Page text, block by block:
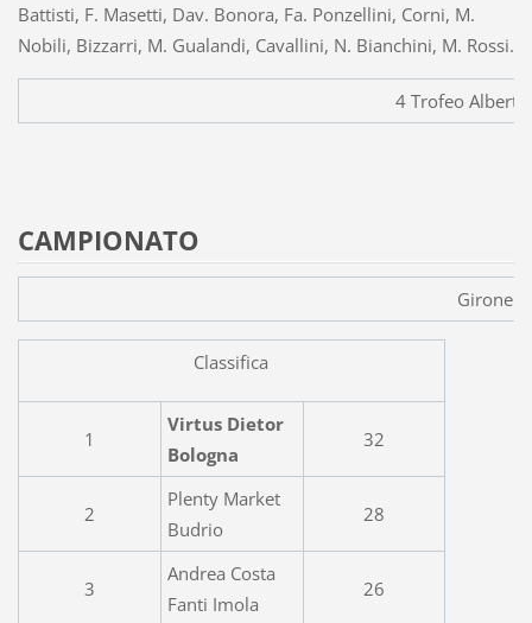
Battisti, F. Masetti, Dav. Bonora, Fa. Ponzellini, Corni, M.
Nobili, Bizzarri, M. Gualandi, Cavallini, N. Bianchini, M. Rossi.
4 Trofeo
CAMPIONATO
Girone C
Classifica
1
Virtus Dietor
Bologna
32
2
Plenty Market
Budrio
28
3
Andrea Costa
Fanti Imola
26